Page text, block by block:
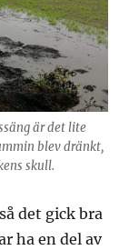
är det lite
blev dränkt,
skull.
det gick bra
ha en del av